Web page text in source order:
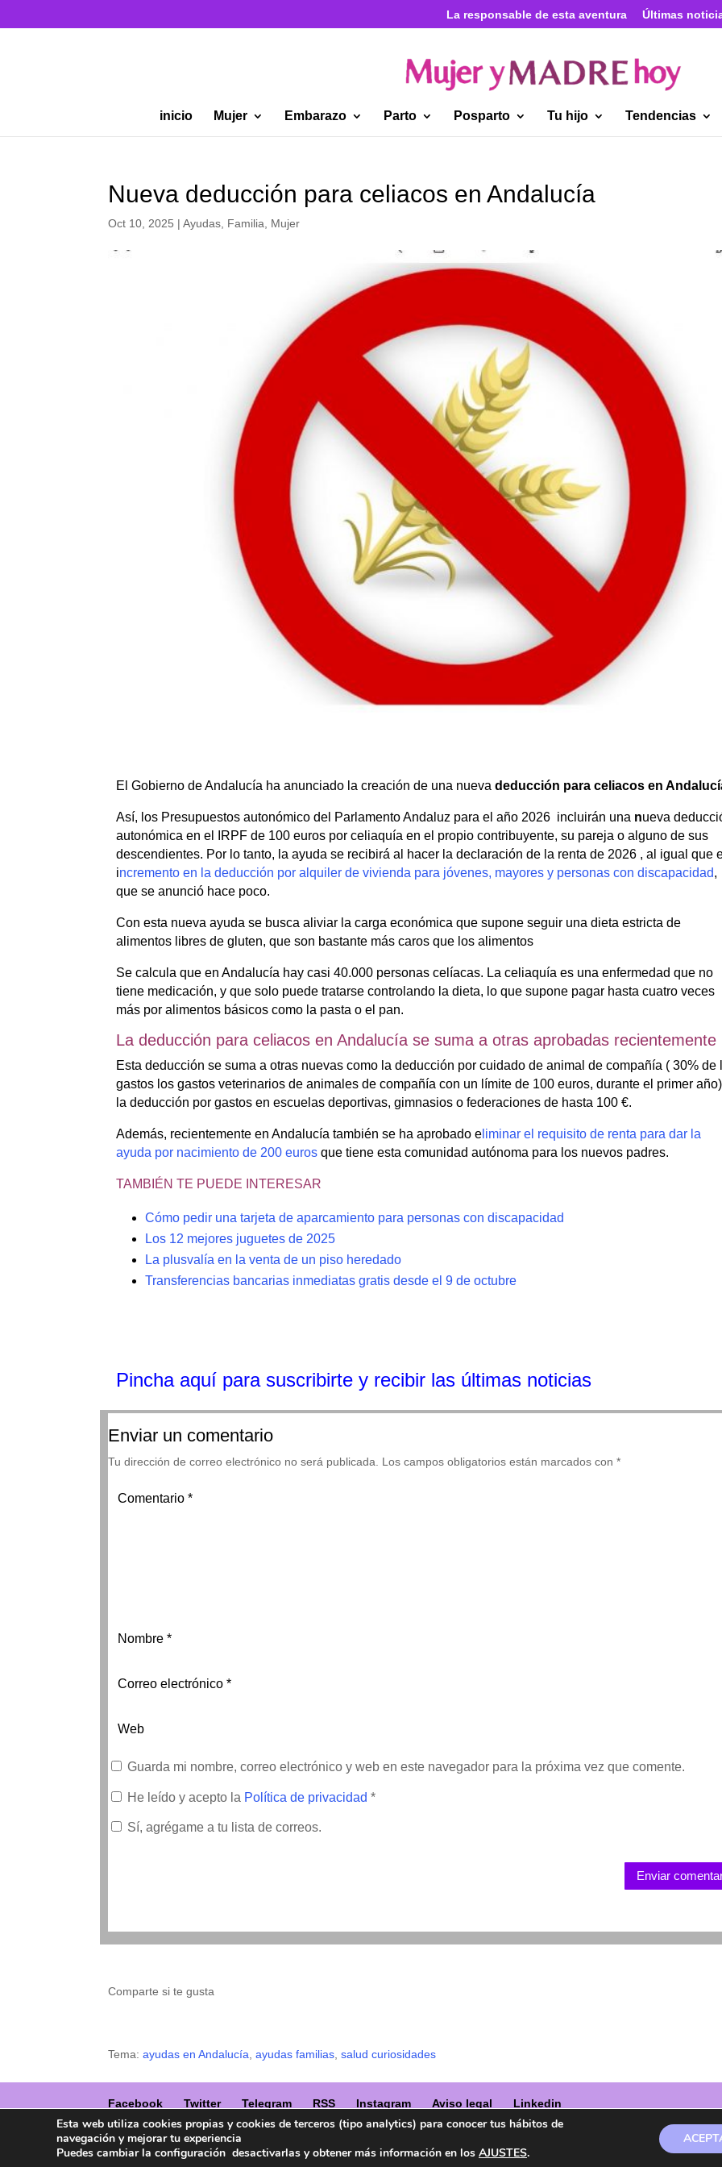
La responsable de esta aventura Últimas
inicio Mujer Embarazo Parto Posparto Tu hijo Tendencias
Nueva deducción para celiacos en Andalucía
Oct 10, 2025 |Ayudas Familia Mujer
El Gobierno de Andalucía ha anunciado la creación de una nuevadeducción para celiacos en
Así, los Presupuestos autonómico del Parlamento Andaluz para el año 2026 incluirán una nueva
autonómica en el IRPF de 100 euros por celiaquía en el propio contribuyente, su pareja o alguno de sus
descendientes. Por lo tanto, la ayuda se recibirá al hacer la declaración de la renta de 2026 , al igual que
incremento en la deducción por alquiler de vivienda para jóvenes, mayores y personas con discapacidad,
que se anunció hace poco.
Con esta nueva ayuda se busca aliviar la carga económica que supone seguir una dieta estricta de
alimentos libres de gluten, que son bastante más caros que los alimentos
Se calcula que en Andalucía hay casi 40.000 personas celíacas. La celiaquía es una enfermedad que no
tiene medicación, y que solo puede tratarse controlando la dieta, lo que supone pagar hasta cuatro veces
más por alimentos básicos como la pasta o el pan.
La deducción para celiacos en Andalucía se suma a otras aprobadas recientemente
Esta deducción se suma a otras nuevas como la deducción por cuidado de animal de compañía ( 30% de
gastos los gastos veterinarios de animales de compañía con un límite de 100 euros, durante el primer
la deducción por gastos en escuelas deportivas, gimnasios o federaciones de hasta 100 €.
Además, recientemente en Andalucía también se ha aprobado e liminar el requisito de renta para dar la
ayuda por nacimiento de 200 euros que tiene esta comunidad autónoma para los nuevos padres.
TAMBIÉN TE PUEDE INTERESAR
Cómo pedir una tarjeta de aparcamiento para personas con discapacidad
Los 12 mejores juguetes de 2025
La plusvalía en la venta de un piso heredado
Transferencias bancarias inmediatas gratis desde el 9 de octubre
Pincha aquí para suscribirte y recibir las últimas noticias
Enviar un comentario
Tu dirección de correo electrónico no será publicada. Los campos obligatorios están marcados con*
Guarda mi nombre, correo electrónico y web en este navegador para la próxima vez que comente.
He leído y acepto la Política de privacidad*
Sí, agrégame a tu lista de correos.
Enviar
Comparte si te gusta
Tema:ayudas en Andalucía ,ayudas familias ,salud curiosidades
Facebook Twitter Telegram RSS Instagram Aviso legal Linkedin
Copyright ® 2017. Mujer y Madre Hoy es una marca registrada en la OEPM.
Esta web utiliza cookies propias y cookies de terceros (tipo analytics) para conocer tus hábitos de
navegación y mejorar tu experiencia
Puedes cambiar la configuración desactivarlas y obtener más información en los AJUSTES.